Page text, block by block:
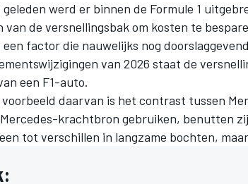
geleden werd er binnen de Formule 1
van de versnellingsbak om kosten te
een factor die nauwelijks nog
van 2026 staat de
een F1-auto.
daarvan is het contrast tussen
krachtbron gebruiken, benutten
tot verschillen in langzame bochten,